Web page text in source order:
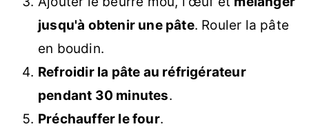
jusqu'à obtenir une pâte. Rouler la pâte
en boudin.
Refroidir la pâte au réfrigérateur
pendant 30 minutes.
Préchauffer le four.